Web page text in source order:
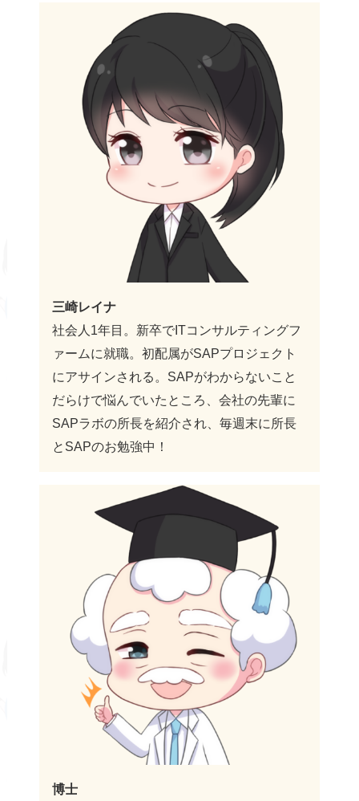
三崎レイナ
社会人1年目。新卒でITコンサルティングフ
ァームに就職。初配属がSAPプロジェクト
にアサインされる。SAPがわからないこと
だらけで悩んでいたところ、会社の先輩に
SAPラボの所長を紹介され、毎週末に所長
とSAPのお勉強中！
博士